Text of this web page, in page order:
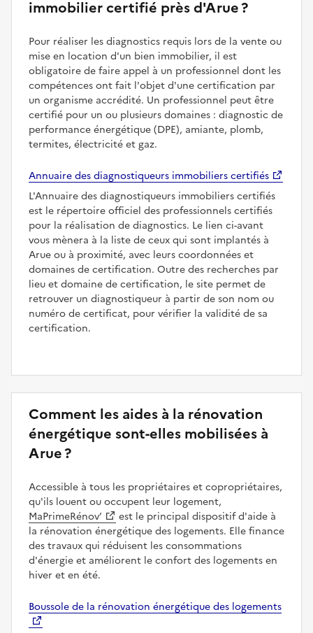
immobilier certifié près d'Arue ?
Pour réaliser les diagnostics requis lors de la vente ou
mise en location d'un bien immobilier, il est
obligatoire de faire appel à un professionnel dont les
compétences ont fait l'objet d'une certification par
un organisme accrédité. Un professionnel peut être
certifié pour un ou plusieurs domaines : diagnostic de
performance énergétique (DPE), amiante, plomb,
termites, électricité et gaz.
Annuaire des diagnostiqueurs immobiliers certifiés
L'Annuaire des diagnostiqueurs immobiliers certifiés
est le répertoire officiel des professionnels certifiés
pour la réalisation de diagnostics. Le lien ci-avant
vous mènera à la liste de ceux qui sont implantés à
Arue ou à proximité, avec leurs coordonnées et
domaines de certification. Outre des recherches par
lieu et domaine de certification, le site permet de
retrouver un diagnostiqueur à partir de son nom ou
numéro de certificat, pour vérifier la validité de sa
certification.
Comment les aides à la rénovation
énergétique sont-elles mobilisées à
Arue ?
Accessible à tous les propriétaires et copropriétaires,
qu'ils louent ou occupent leur logement,
MaPrimeRénov’
est le principal dispositif d'aide à
la rénovation énergétique des logements. Elle finance
des travaux qui réduisent les consommations
d'énergie et améliorent le confort des logements en
hiver et en été.
Boussole de la rénovation énergétique des logements